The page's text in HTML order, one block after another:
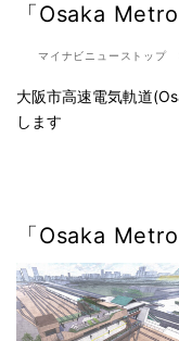
「Osaka
マイナビニューストップ
大阪市高速電気軌道
します
「Osaka